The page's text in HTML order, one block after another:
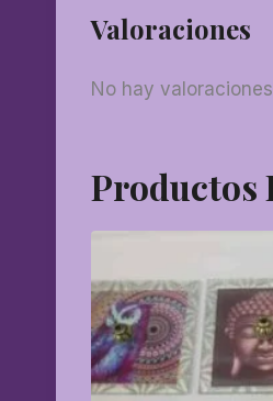
Valoraciones
No hay
Productos